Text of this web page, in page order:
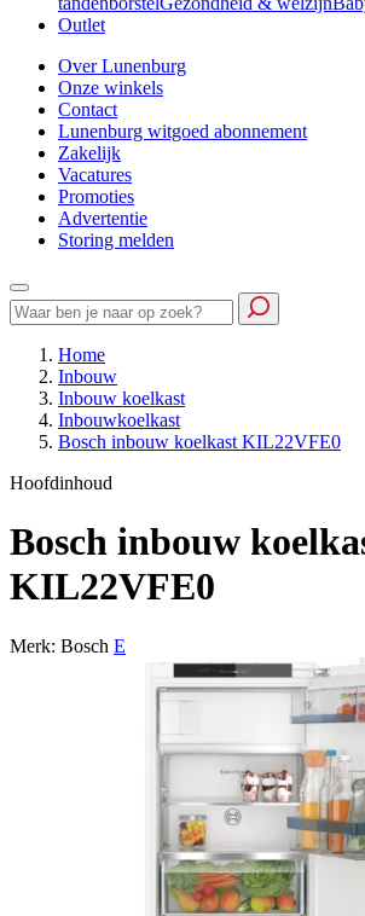
Outlet
Over Lunenburg
Onze winkels
Contact
Lunenburg witgoed abonnement
Zakelijk
Vacatures
Promoties
Advertentie
Storing melden
Home
Inbouw
Inbouw koelkast
Inbouwkoelkast
Bosch inbouw koelkast KIL22VFE0
Hoofdinhoud
Bosch inbouw
KIL22VFE0
Merk: Bosch E